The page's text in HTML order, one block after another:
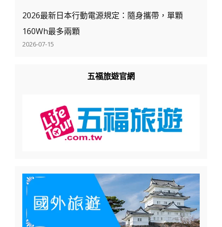
2026最新日本行動電源規定：隨身攜帶，單顆
160Wh最多兩顆
2026-07-15
五福旅遊官網